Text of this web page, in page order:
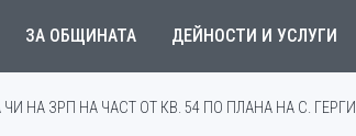
ЗА ОБЩИНАТА ДЕЙНОСТИ И УСЛУГИ
ЧИ НА ЗРП НА ЧАСТ ОТ КВ. 54 ПО ПЛАНА НА С.